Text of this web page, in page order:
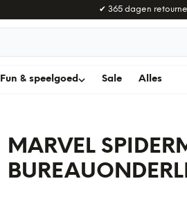
✔ 365 dagen
Fun & speelgoed Sale Alles
MARVEL